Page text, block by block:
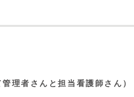
理者さんと担当看護師さん）